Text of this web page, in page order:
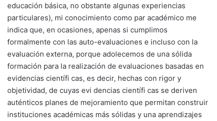
educación básica, no obstante algunas experiencias
particulares), mi conocimiento como par académico me
indica que, en ocasiones, apenas si cumplimos
formalmente con las auto-evaluaciones e incluso con la
evaluación externa, porque adolecemos de una sólida
formación para la realización de evaluaciones basadas en
evidencias científi cas, es decir, hechas con rigor y
objetividad, de cuyas evi dencias científi cas se deriven
auténticos planes de mejoramiento que permitan construir
instituciones académicas más sólidas y una aprendizajes